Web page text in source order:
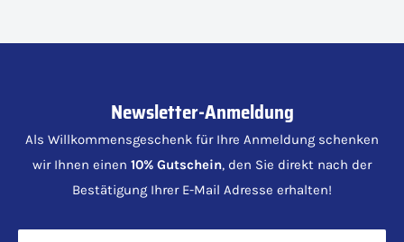
Newsletter-Anmeldung
Als Willkommensgeschenk für Ihre Anmeldung schenken
wir Ihnen einen 10% Gutschein, den Sie direkt nach der
Bestätigung Ihrer E-Mail Adresse erhalten!